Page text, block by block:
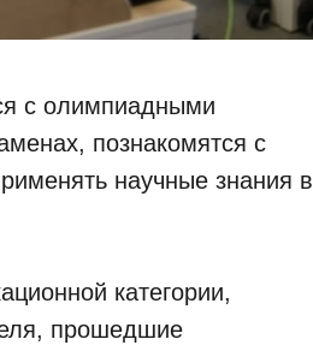
с олимпиадными
познакомятся с
научные знания в
категории,
прошедшие